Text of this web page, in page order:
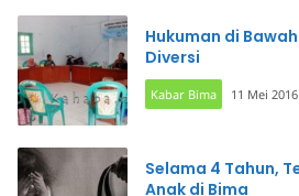
Hukuman di
Diversi
Kabar Bima 11 Mei 2016
Selama 4 Tahun,
Anak di Bima